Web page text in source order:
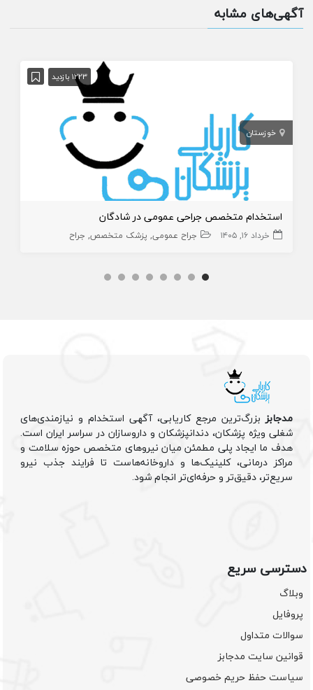
آگهی‌های مشابه
1223 بازدید
خوزستان
استخدام متخصص جراحی عمومی در شادگان
خرداد ۱۶, ۱۴۰۵ جراح عمومی پزشک متخصص جراح
مدجابزبزرگ‌ترین مرجع کاریابی، آگهی استخدام و نیازمندی‌های
شغلی ویژه پزشکان، دندانپزشکان و داروسازان در سراسر ایران است.
هدف ما ایجاد پلی مطمئن میان نیروهای متخصص حوزه سلامت و
مراکز درمانی، کلینیک‌ها و داروخانه‌هاست تا فرایند جذب نیرو
سریع‌تر، دقیق‌تر و حرفه‌ای‌تر انجام شود.
دسترسی سریع
وبلاگ
پروفایل
سوالات متداول
قوانین سایت مدجابز
سیاست حفظ حریم خصوصی